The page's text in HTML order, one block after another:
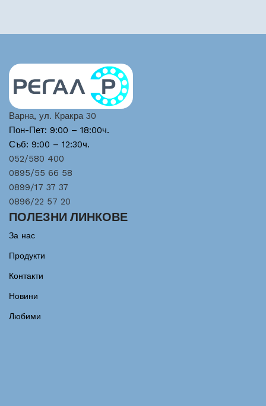
Варна, ул. Кракра 30
Пон-Пет: 9:00 – 18:00ч.
Съб: 9:00 – 12:30ч.
052/580 400
0895/55 66 58
0899/17 37 37
0896/22 57 20
ПОЛЕЗНИ ЛИНКОВЕ
За нас
Продукти
Контакти
Новини
Любими